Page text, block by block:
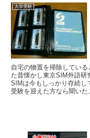
大学受験
自宅の物置を掃除してい
た昔懐かし東京SIM外語研
SIMは今もしっかり存続し
受験を迎えた方なら聞いた